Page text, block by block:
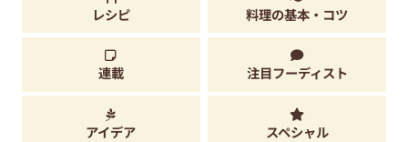
レシピ 料理の基本・コツ
連載 注目フーディスト
アイデア スペシャル